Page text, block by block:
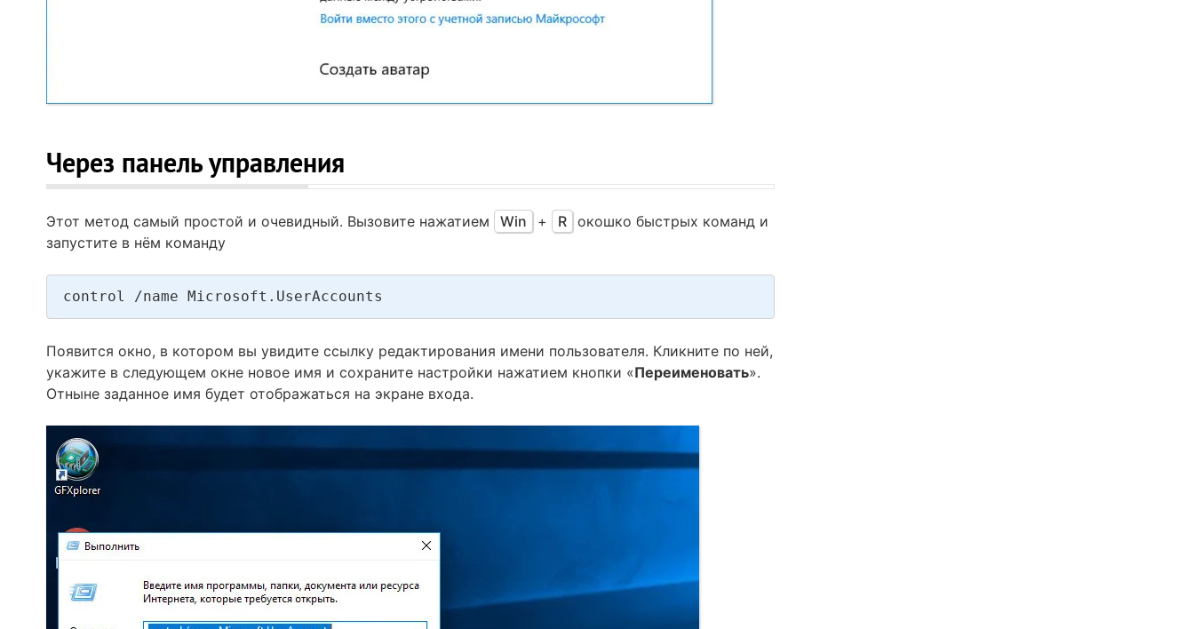
Через панель управления
Этот метод самый простой и очевидный. Вызовите нажатием Win + R окошко быстрых команд и
запустите в нём команду
control /name Microsoft.UserAccounts
Появится окно, в котором вы увидите ссылку редактирования имени пользователя. Кликните по ней,
укажите в следующем окне новое имя и сохраните настройки нажатием кнопки «Переименовать».
Отныне заданное имя будет отображаться на экране входа.